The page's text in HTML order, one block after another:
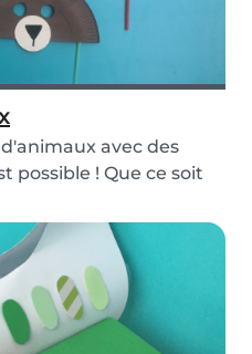
avec des
possible ! Que ce soit